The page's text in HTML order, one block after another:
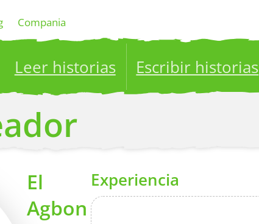
Compania
Leer historias Escribir historias
your stories to a global audience.
El
Agbon
Experiencia